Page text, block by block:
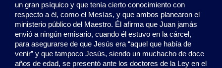
un gran psíquico y que tenía cierto conocimiento con
respecto a él, como el Mesías, y que ambos planearon el
ministerio público del Maestro. Él afirma que Juan jamás
envió a ningún emisario, cuando él estuvo en la cárcel,
para asegurarse de que Jesús era “aquel que había de
venir” y que tampoco Jesús, siendo un muchacho de doce
años de edad, se presentó ante los doctores de la Ley en el